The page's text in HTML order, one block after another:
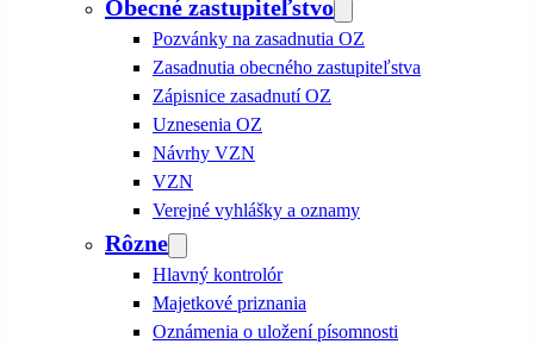
Obecné zastupiteľstvo
Pozvánky na zasadnutia OZ
Zasadnutia obecného zastupiteľstva
Zápisnice zasadnutí OZ
Uznesenia OZ
Návrhy VZN
VZN
Verejné vyhlášky a oznamy
Rôzne
Hlavný kontrolór
Majetkové priznania
Oznámenia o uložení písomnosti